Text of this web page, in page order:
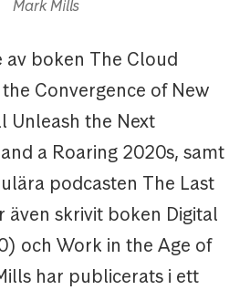
Mark Mills
av boken The Cloud
Convergence of New
Unleash the Next
a Roaring 2020s, samt
podcasten The Last
även skrivit boken Digital
och Work in the Age of
har publicerats i ett